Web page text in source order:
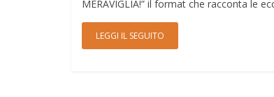
MERAVIGLIA!” il format che racconta le
LEGGI IL SEGUITO